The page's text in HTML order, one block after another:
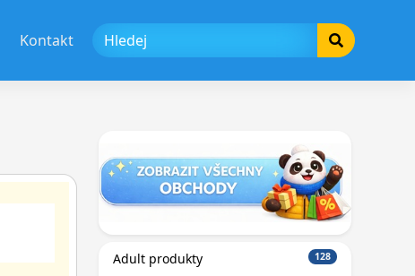
Kontakt
Adult produkty 128